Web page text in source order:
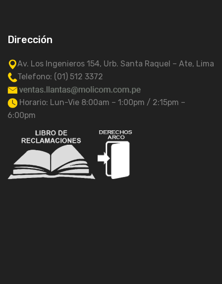
Dirección
Av. Los Ingenieros 154, Urb. Santa Raquel – Ate, Lima
Telefono: (01) 512 3372
Horario: Lun-Vie 8:00am – 1:00pm / 2:15pm –
6:00pm